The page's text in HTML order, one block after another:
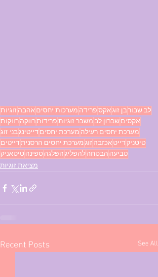
זוגיותאהבה מערכות יחסים פרידהאקסבן זוגלב שבור
רווקותרווקהפרידותמשבר זוגיותשברון לבאקסים
בני זוגדייטינגמערכת יחסים מערכת יחסים רעילה
דייטיםמערכת יחסים הרסניתזוגאכזבה דייטטיטניק
טיטאניקספינההפלגהלהפליגהבטחה טביעה
מציאת זוגיות
Recent Posts See All